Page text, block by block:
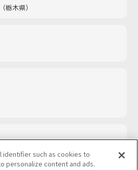
栃木県）
identifier such as cookies to
personalize content and ads.